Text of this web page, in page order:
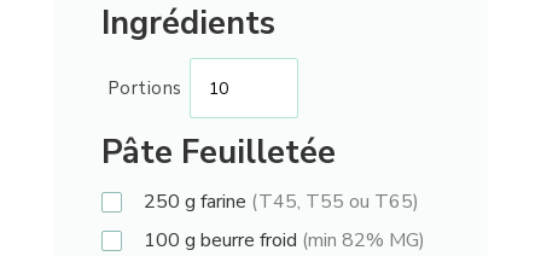
Ingrédients
Portions
Pâte Feuilletée
250 g farine (T45, T55 ou T65)
100 g beurre froid (min 82% MG)